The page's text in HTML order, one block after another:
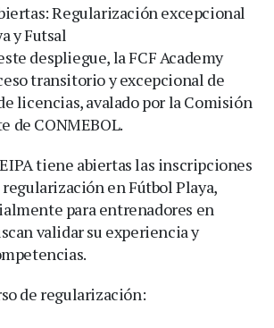
Regularización excepcional
y Futsal
despliegue, la FCF Academy
transitorio y excepcional de
licencias, avalado por la Comisión
de CONMEBOL.
tiene abiertas las inscripciones
regularización en Fútbol Playa,
para entrenadores en
validar su experiencia y
de regularización: